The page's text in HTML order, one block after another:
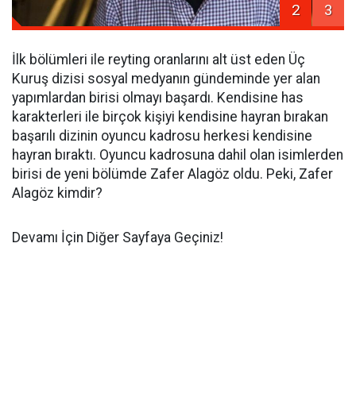
2 3
İlk bölümleri ile reyting oranlarını alt üst eden Üç
Kuruş dizisi sosyal medyanın gündeminde yer alan
yapımlardan birisi olmayı başardı. Kendisine has
karakterleri ile birçok kişiyi kendisine hayran bırakan
başarılı dizinin oyuncu kadrosu herkesi kendisine
hayran bıraktı. Oyuncu kadrosuna dahil olan isimlerden
birisi de yeni bölümde Zafer Alagöz oldu. Peki, Zafer
Alagöz kimdir?
Devamı İçin Diğer Sayfaya Geçiniz!